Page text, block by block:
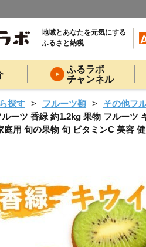
地域とあなたを元気にする
ふるさと納税
ふるラボ
チャンネル
探す フルーツ類
その他フ
ーツ 香緑 約1.2kg 果物 フルーツ
庭用 旬の果物 旬 ビタミンC 美容